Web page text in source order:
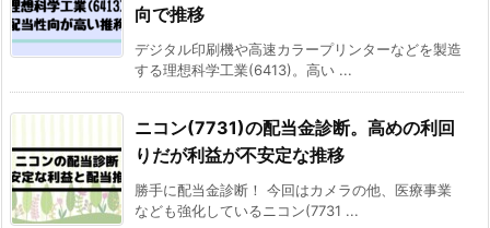
向で推移
デジタル印刷機や高速カラープリンターなどを製造
する理想科学工業(6413)。高い ...
ニコン(7731)の配当金診断。高めの利回
りだが利益が不安定な推移
勝手に配当金診断！ 今回はカメラの他、医療事業
なども強化しているニコン(7731 ...